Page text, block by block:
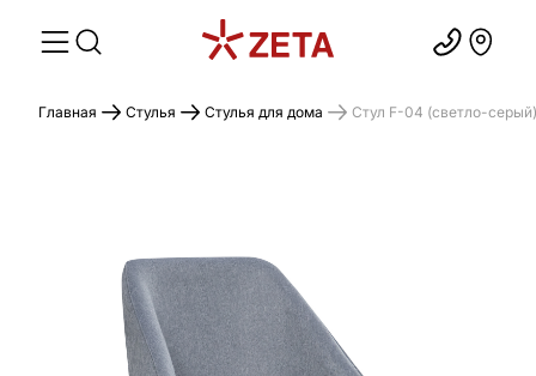
Главная Стулья Стулья для дома Стул F-04 (светло-